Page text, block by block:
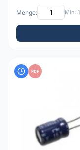
Menge: Min: 1
PDF